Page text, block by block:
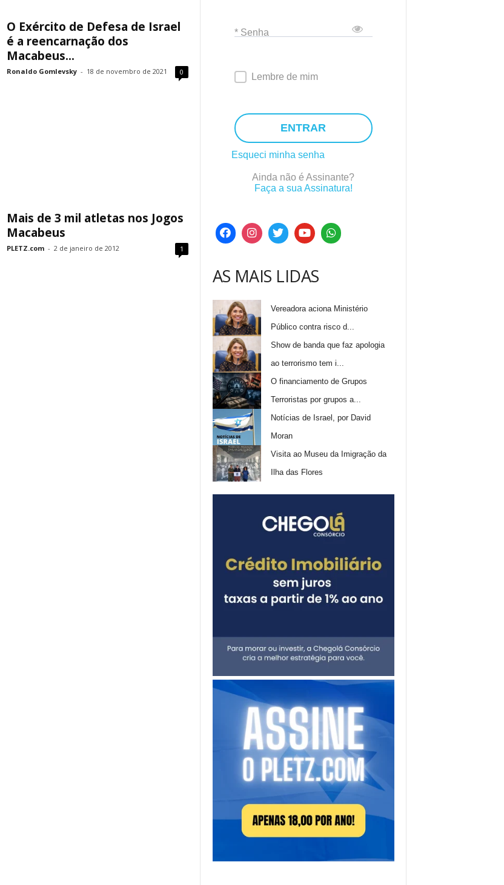
O Exército de Defesa de Israel
é a reencarnação dos
Macabeus...
Ronaldo Gomlevsky - 18 de novembro de 2021 0
Mais de 3 mil atletas nos Jogos
Macabeus
PLETZ.com - 2 de janeiro de 2012 1
* Senha
Lembre de mim
ENTRAR
Esqueci minha senha
Ainda não é Assinante?
Faça a sua Assinatura!
AS MAIS LIDAS
Vereadora aciona Ministério
Público contra risco d...
Show de banda que faz apologia
ao terrorismo tem i...
O financiamento de Grupos
Terroristas por grupos a...
Notícias de Israel, por David
Moran
Visita ao Museu da Imigração da
Ilha das Flores